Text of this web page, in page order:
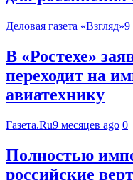
Деловая газета «Взгляд»9
В «Ростехе»
переходит на
авиатехнику
Газета.Ru9 месяцев ago 0
Полностью
российские